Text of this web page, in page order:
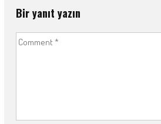
Bir yanıt yazın